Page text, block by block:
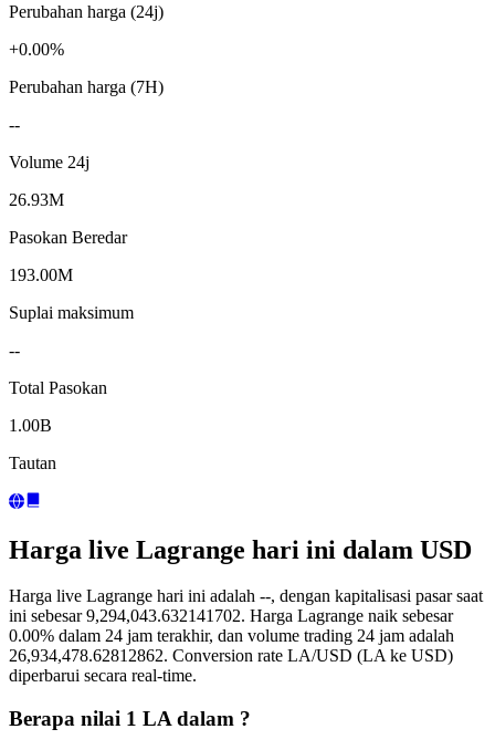
Perubahan harga (24j)
+0.00%
Perubahan harga (7H)
--
Volume 24j
26.93M
Pasokan Beredar
193.00M
Suplai maksimum
--
Total Pasokan
1.00B
Tautan
Harga live Lagrange hari ini dalam USD
Harga live Lagrange hari ini adalah --, dengan kapitalisasi pasar saat
ini sebesar 9,294,043.632141702. Harga Lagrange naik sebesar
0.00% dalam 24 jam terakhir, dan volume trading 24 jam adalah
26,934,478.62812862. Conversion rate LA/USD (LA ke USD)
diperbarui secara real-time.
Berapa nilai 1 LA dalam ?